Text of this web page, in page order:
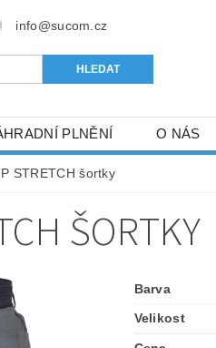
info@sucom.cz
PLNĚNÍ O NÁS
STRETCH šortky
ŠORTKY
Barva
Velikost